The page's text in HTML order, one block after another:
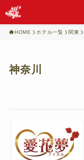
HOME ホテル一覧 関東
神奈川